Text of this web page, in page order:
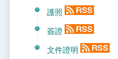
護照
簽證
文件證明